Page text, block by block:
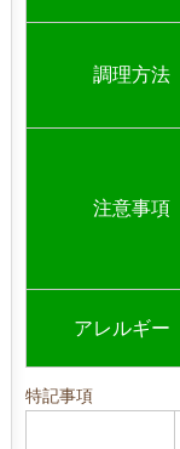
調理方法
注意事項
アレルギー
特記事項